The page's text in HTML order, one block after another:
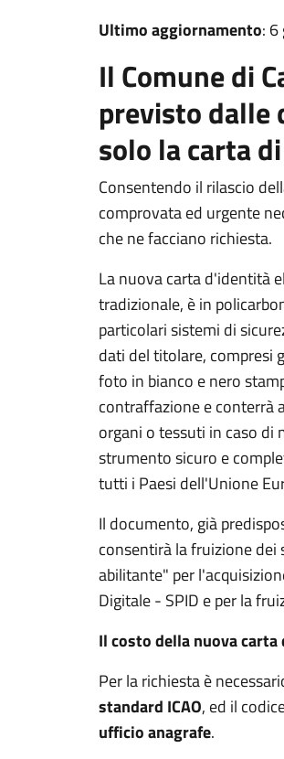
Ultimo aggiornamento:
Il Comune di
previsto dalle
solo la carta
Consentendo il rilascio
comprovata ed urgente
che ne facciano richiesta.
La nuova carta d'identità
tradizionale, è in
particolari sistemi di
dati del titolare, compresi
foto in bianco e nero
contraffazione e conterrà
organi o tessuti in caso di
strumento sicuro e
tutti i Paesi dell'Unione
Il documento, già
consentirà la fruizione dei
abilitante" per
Digitale - SPID e per la
Il costo della nuova
Per la richiesta è
standard ICAO, ed il
ufficio anagrafe.